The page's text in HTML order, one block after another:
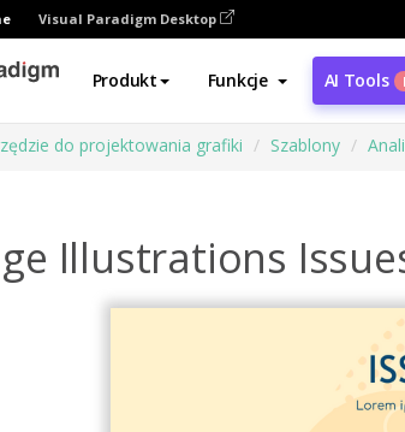
Visual Paradigm Desktop
Produkt Funkcje AI Tools
do projektowania grafiki Szablony
Illustrations